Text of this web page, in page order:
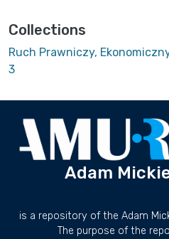
Collections
Ruch Prawniczy,
3
Adam
is a repository of the Adam
The purpose of the